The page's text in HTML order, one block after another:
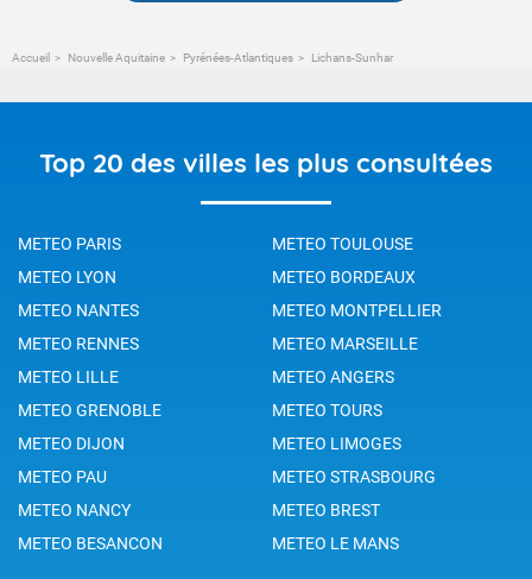
Accueil Nouvelle Aquitaine Pyrénées-Atlantiques Lichans-Sunhar
Top 20 des villes les plus consultées
METEO PARIS
METEO TOULOUSE
METEO LYON
METEO BORDEAUX
METEO NANTES
METEO MONTPELLIER
METEO RENNES
METEO MARSEILLE
METEO LILLE
METEO ANGERS
METEO GRENOBLE
METEO TOURS
METEO DIJON
METEO LIMOGES
METEO PAU
METEO STRASBOURG
METEO NANCY
METEO BREST
METEO BESANCON
METEO LE MANS